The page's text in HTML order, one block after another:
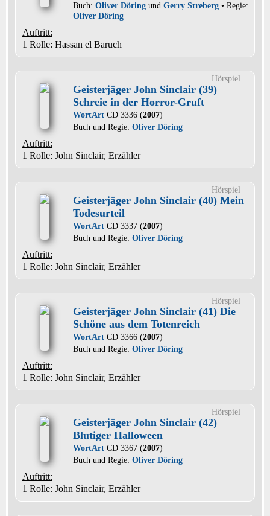
Buch: Oliver Döring und Gerry Streberg • Regie:
Oliver Döring
Auftritt:
1 Rolle: Hassan el Baruch
Hörspiel
Geisterjäger John Sinclair (39)
Schreie in der Horror-Gruft
WortArt CD 3336 (2007)
Buch und Regie: Oliver Döring
Auftritt:
1 Rolle: John Sinclair, Erzähler
Hörspiel
Geisterjäger John Sinclair (40) Mein
Todesurteil
WortArt CD 3337 (2007)
Buch und Regie: Oliver Döring
Auftritt:
1 Rolle: John Sinclair, Erzähler
Hörspiel
Geisterjäger John Sinclair (41) Die
Schöne aus dem Totenreich
WortArt CD 3366 (2007)
Buch und Regie: Oliver Döring
Auftritt:
1 Rolle: John Sinclair, Erzähler
Hörspiel
Geisterjäger John Sinclair (42)
Blutiger Halloween
WortArt CD 3367 (2007)
Buch und Regie: Oliver Döring
Auftritt:
1 Rolle: John Sinclair, Erzähler